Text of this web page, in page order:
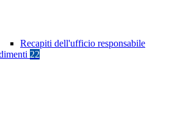
Recapiti dell'ufficio responsabile
22